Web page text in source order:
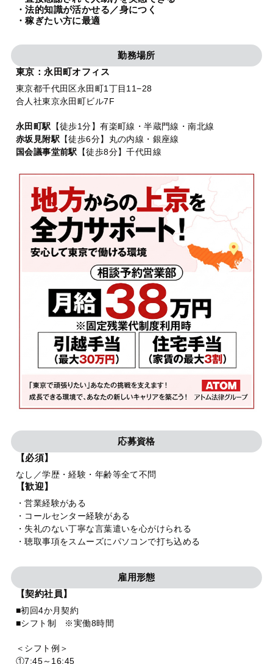
・法的知識が活かせる／身につく
・稼ぎたい方に最適
勤務場所
東京：永田町オフィス
東京都千代田区永田町1丁目11−28
合人社東京永田町ビル7F
永田町駅 【徒歩1分】有楽町線・半蔵門線・南北線
赤坂見附駅 【徒歩6分】丸の内線・銀座線
国会議事堂前駅
【徒歩8分】千代田線
応募資格
【必須】
なし／学歴・経験・年齢等全て不問
【歓迎】
・営業経験がある
・コールセンター経験がある
・失礼のない丁寧な言葉遣いを心がけられる
・聴取事項をスムーズにパソコンで打ち込める
雇用形態
【契約社員】
■初回4か月契約
■シフト制 ※実働8時間
＜シフト例＞
①7:45～16:45
プライバシーポリシー 利用規約 内部通報
TikTok受賞